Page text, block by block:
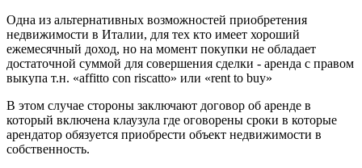
Одна из альтернативных возможностей приобретения
недвижимости в Италии, для тех кто имеет хороший
ежемесячный доход, но на момент покупки не обладает
достаточной суммой для совершения сделки - аренда с правом
выкупа т.н. «affitto con riscatto» или «rent to buy»
В этом случае стороны заключают договор об аренде в
который включена клаузула где оговорены сроки в которые
арендатор обязуется приобрести объект недвижимости в
собственность.